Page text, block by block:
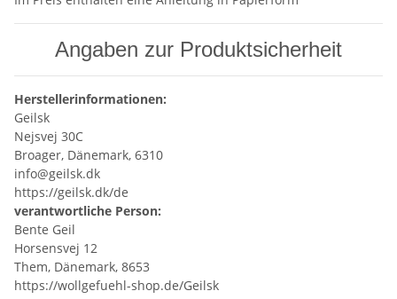
Angaben zur Produktsicherheit
Herstellerinformationen:
Geilsk
Nejsvej 30C
Broager, Dänemark, 6310
info@geilsk.dk
https://geilsk.dk/de
verantwortliche Person:
Bente Geil
Horsensvej 12
Them, Dänemark, 8653
https://wollgefuehl-shop.de/Geilsk